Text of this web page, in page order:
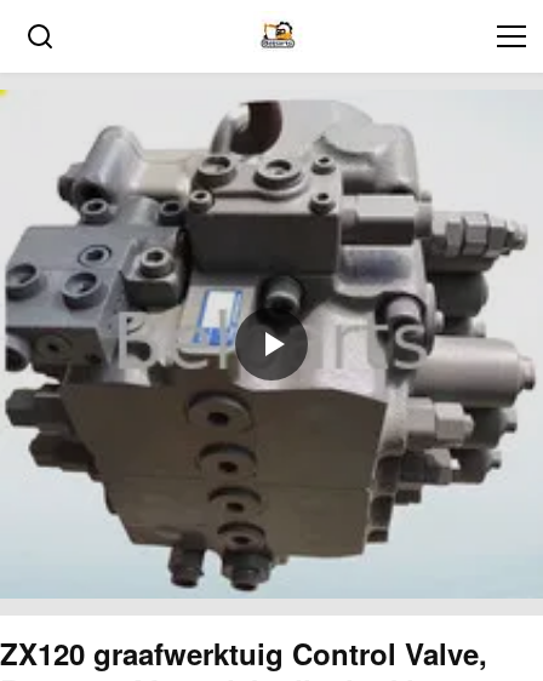
ZX120 graafwerktuig Control Valve,